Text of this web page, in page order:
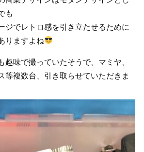
も
ジでレトロ感を引き立たせるために
りますよね
趣味で撮っていたそうで、マミヤ、
等複数台、引き取らせていただきま